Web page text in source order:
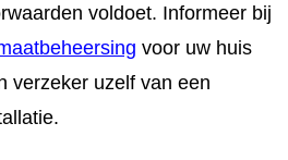
voldoet. Informeer bij
voor uw huis
verzeker uzelf van een